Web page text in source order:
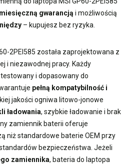
gwarancją i możliwością
– kupujesz bez ryzyka.
2PEI585 została zaprojektowana z
i niezawodnej pracy. Każdy
i dopasowany do
pełną kompatybilność i
jakości ogniwa litowo-jonowe
ładowania, szybkie ładowanie i brak
zamiennik baterii oferuje
niż standardowe baterie OEM przy
bezpieczeństwa. Jeżeli
zamiennika, bateria do laptopa